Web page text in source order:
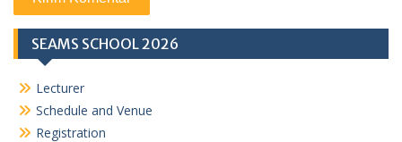
SEAMS SCHOOL 2026
Lecturer
Schedule and Venue
Registration